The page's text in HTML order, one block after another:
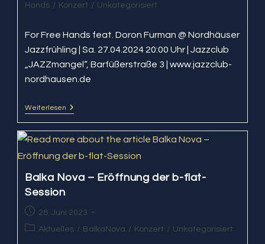
Kategorie:
Hands / Konzert / Unkategorisiert
For Free Hands feat. Doron Furman @ Nordhäuser
Jazzfrühling | Sa. 27.04.2024 20:00 Uhr | Jazzclub
„JAZZmangel“, Barfüßerstraße 3 | www.jazzclub-
nordhausen.de
Weiterlesen For
@
Jazzfrühling
Balka Nova – Eröffnung der b-flat-
Session
Beitrag
veröffentlicht:
28. Juni 2023
Beitrags-
Aktuelles / BalkaNova / Konzert / Unkategorisiert